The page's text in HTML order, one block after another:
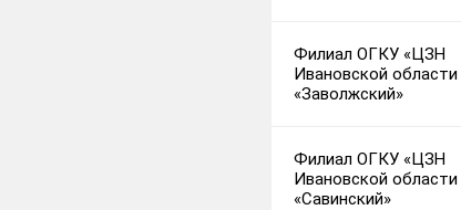
Филиал ОГКУ «ЦЗН
Ивановской области
«Заволжский»
Филиал ОГКУ «ЦЗН
Ивановской области
«Савинский»